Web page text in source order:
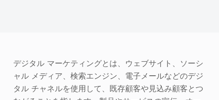
画像の著作権
デジタル マーケティングとは、ウェブサイト、ソーシ
ャル メディア、検索エンジン、電子メールなどのデジ
タル チャネルを使用して、既存顧客や見込み顧客とつ